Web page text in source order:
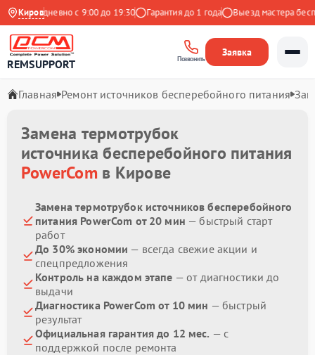
Киров
Ежедневно с 9:00 до 19:30 Гарантия до 1 года Выезд мастера
REMSUPPORT Позвонить
Заявка
Главная Ремонт источников бесперебойного питания
Замена термотрубок
источника бесперебойного питания
PowerComв Кирове
Замена термотрубок источников бесперебойного
питания PowerCom от 20 мин — быстрый старт
работ
До 30% экономии — всегда свежие акции и
спецпредложения
Контроль на каждом этапе — от диагностики до
выдачи
Диагностика PowerCom от 10 мин — быстрый
результат
Официальная гарантия до 12 мес. — с
поддержкой после ремонта